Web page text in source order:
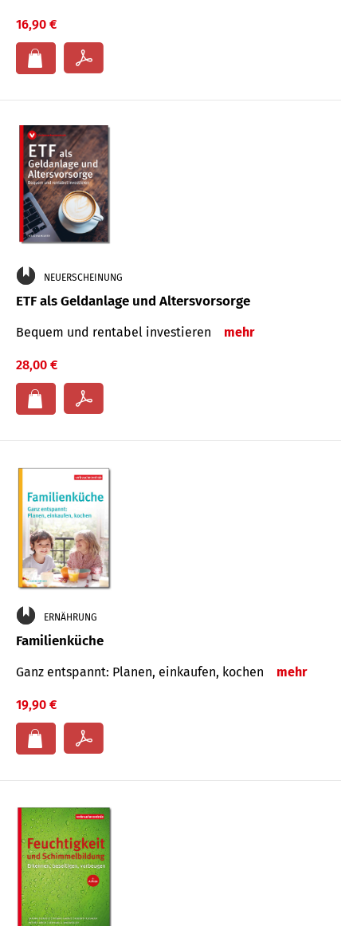
16,90 €
NEUERSCHEINUNG
ETF als Geldanlage und Altersvorsorge
Bequem und rentabel investieren mehr
28,00 €
ERNÄHRUNG
Familienküche
Ganz entspannt: Planen, einkaufen, kochen mehr
19,90 €